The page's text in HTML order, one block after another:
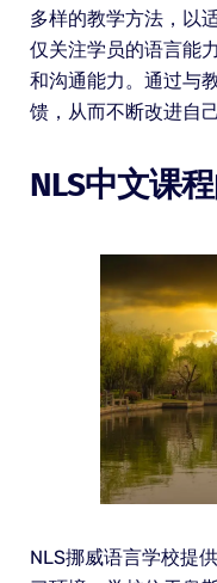
多样的教学方法，以
仅关注学员的语言能
和沟通能力。通过与
馈，从而不断改进自
NLS中文课
NLS挪威语言学校提